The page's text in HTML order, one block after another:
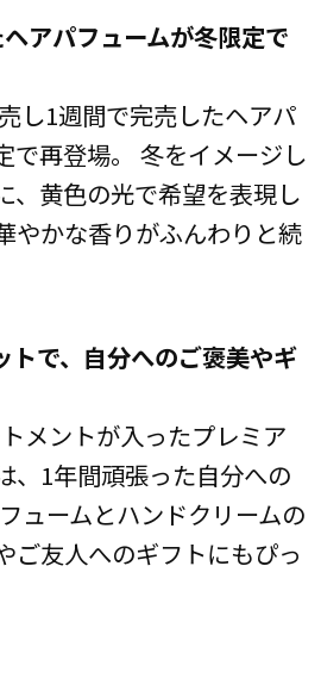
アパフュームが冬限定で
し1週間で完売したヘアパ
で再登場。 冬をイメージし
、黄色の光で希望を表現し
やかな香りがふんわりと続
トで、自分へのご褒美やギ
メントが入ったプレミア
、1年間頑張った自分への
ュームとハンドクリームの
ご友人へのギフトにもぴっ